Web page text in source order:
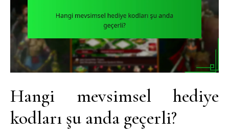
Hangi mevsimsel hediye
kodları şu anda geçerli?